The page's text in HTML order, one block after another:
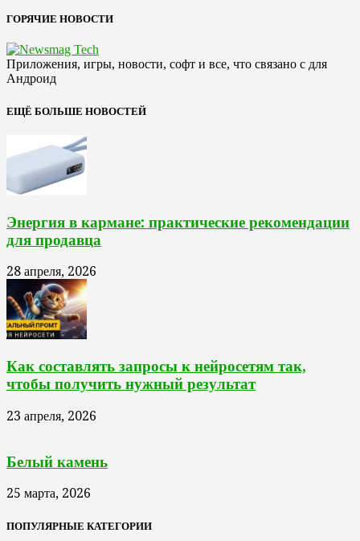
ГОРЯЧИЕ НОВОСТИ
Приложения, игры, новости, софт и все, что связано с для
Андроид
ЕЩЁ БОЛЬШЕ НОВОСТЕЙ
Энергия в кармане: практические рекомендации
для продавца
28 апреля, 2026
Как составлять запросы к нейросетям так,
чтобы получить нужный результат
23 апреля, 2026
Белый камень
25 марта, 2026
ПОПУЛЯРНЫЕ КАТЕГОРИИ